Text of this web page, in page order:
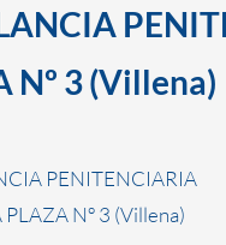
Nº 3 (Villena)
PENITENCIARIA
Nº 3 (Villena)